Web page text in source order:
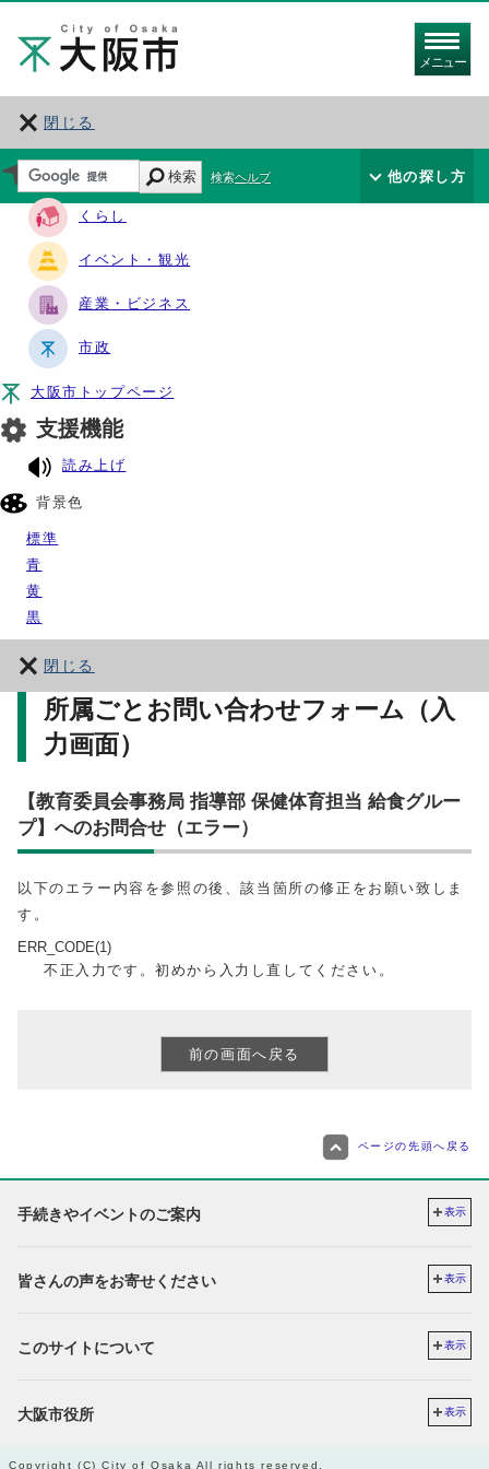
メニュー
閉じる
サイト・ナビ
くらし
イベント・観光
産業・ビジネス
市政
大阪市トップページ
支援機能
読み上げ
背景色
標準
青
黄
黒
閉じる
検索 検索ヘルプ 他の探し方
所属ごとお問い合わせフォーム（入
力画面）
【教育委員会事務局 指導部 保健体育担当 給食グルー
プ】へのお問合せ（エラー）
以下のエラー内容を参照の後、該当箇所の修正をお願い致しま
す。
ERR_CODE(1)
不正入力です。初めから入力し直してください。
ページの先頭へ戻る
手続きやイベントのご案内 表示
皆さんの声をお寄せください 表示
このサイトについて 表示
大阪市役所 表示
Copyright (C) City of Osaka All rights reserved.